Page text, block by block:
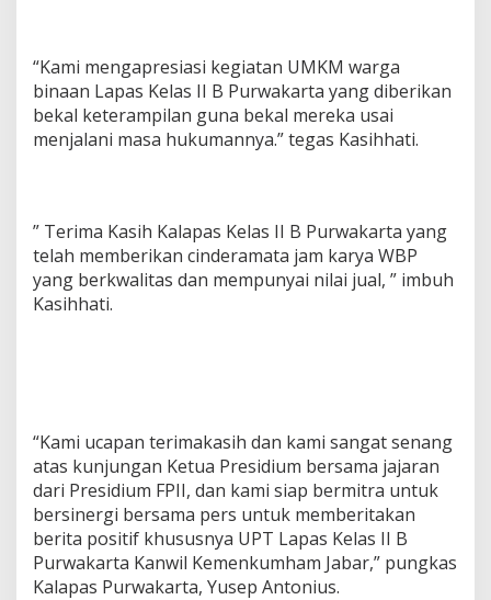
“Kami mengapresiasi kegiatan UMKM warga
binaan Lapas Kelas II B Purwakarta yang diberikan
bekal keterampilan guna bekal mereka usai
menjalani masa hukumannya.” tegas Kasihhati.
” Terima Kasih Kalapas Kelas II B Purwakarta yang
telah memberikan cinderamata jam karya WBP
yang berkwalitas dan mempunyai nilai jual, ” imbuh
Kasihhati.
“Kami ucapan terimakasih dan kami sangat senang
atas kunjungan Ketua Presidium bersama jajaran
dari Presidium FPII, dan kami siap bermitra untuk
bersinergi bersama pers untuk memberitakan
berita positif khususnya UPT Lapas Kelas II B
Purwakarta Kanwil Kemenkumham Jabar,” pungkas
Kalapas Purwakarta, Yusep Antonius.